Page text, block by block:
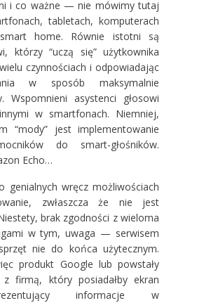
i co ważne — nie mówimy tutaj
tabletach, komputerach
home. Równie istotni są
którzy “uczą się” użytkownika
czynnościach i odpowiadając
w sposób maksymalnie
Wspomnieni asystenci głosowi
w smartfonach. Niemniej,
“mody” jest implementowanie
do smart-głośników.
Echo…
genialnych wręcz możliwościach
zwłaszcza że nie jest
brak zgodności z wieloma
w tym, uwaga — serwisem
nie do końca użytecznym.
produkt Google lub powstały
z firmą, który posiadałby ekran
informacje w